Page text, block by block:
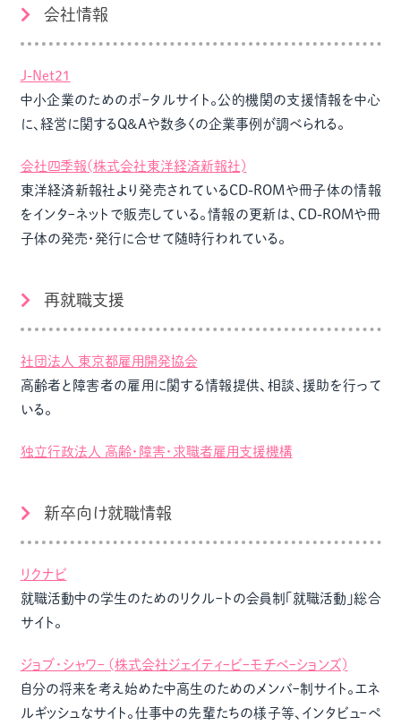
会社情報
J-Net21
中小企業のためのポｰタルサイト。公的機関の支援情報を中心
に、経営に関するQ&Aや数多くの企業事例が調べられる。
会社四季報(株式会社東洋経済新報社)
東洋経済新報社より発売されているCD-ROMや冊子体の情報
をインタｰネットで販売している。情報の更新は、CD-ROMや冊
子体の発売・発行に合せて随時行われている。
再就職支援
社団法人 東京都雇用開発協会
高齢者と障害者の雇用に関する情報提供、相談、援助を行って
いる。
独立行政法人 高齢・障害・求職者雇用支援機構
新卒向け就職情報
リクナビ
就職活動中の学生のためのリクルｰトの会員制｢就職活動｣総合
サイト。
ジョブ・シャワｰ (株式会社ジェイティｰビｰモチベｰションズ)
自分の将来を考え始めた中高生のためのメンバｰ制サイト。エネ
ルギッシュなサイト。仕事中の先輩たちの様子等、インタビュｰペ